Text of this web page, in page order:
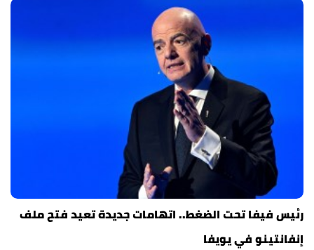
رئيس فيفا تحت الضغط.. اتهامات جديدة تعيد فتح ملف
إنفانتينو في يويفا